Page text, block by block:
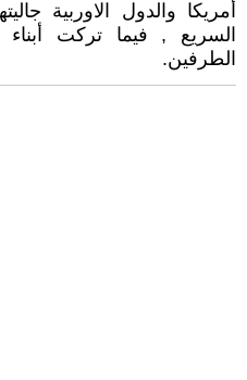
أمريكا والدول الاوربية
السريع , فيما تركت
الطرفين.